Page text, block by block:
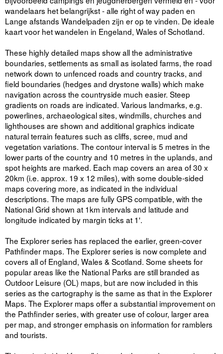
wandelaars het belangrijkst - alle right of way paden en
Lange afstands Wandelpaden zijn er op te vinden. De ideale
kaart voor het wandelen in Engeland, Wales of Schotland.
These highly detailed maps show all the administrative
boundaries, settlements as small as isolated farms, the road
network down to unfenced roads and country tracks, and
field boundaries (hedges and drystone walls) which make
navigation across the countryside much easier. Steep
gradients on roads are indicated. Various landmarks, e.g.
powerlines, archaeological sites, windmills, churches and
lighthouses are shown and additional graphics indicate
natural terrain features such as cliffs, scree, mud and
vegetation variations. The contour interval is 5 metres in the
lower parts of the country and 10 metres in the uplands, and
spot heights are marked. Each map covers an area of 30 x
20km (i.e. approx. 19 x 12 miles), with some double-sided
maps covering more, as indicated in the individual
descriptions. The maps are fully GPS compatible, with the
National Grid shown at 1km intervals and latitude and
longitude indicated by margin ticks at 1'.
The Explorer series has replaced the earlier, green-cover
Pathfinder maps. The Explorer series is now complete and
covers all of England, Wales & Scotland. Some sheets for
popular areas like the National Parks are still branded as
Outdoor Leisure (OL) maps, but are now included in this
series as the cartography is the same as that in the Explorer
Maps. The Explorer maps offer a substantial improvement on
the Pathfinder series, with greater use of colour, larger area
per map, and stronger emphasis on information for ramblers
and tourists.